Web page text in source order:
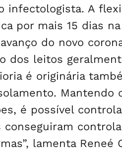
infectologista. A
por mais 15 dias
do novo
dos leitos
é originária
Mantendo
é possível
lamenta Reneé